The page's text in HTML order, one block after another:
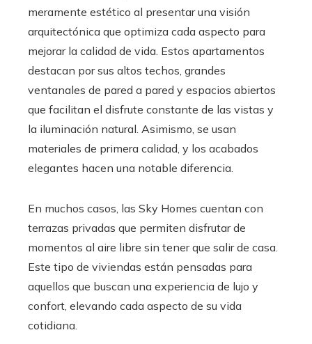
meramente estético al presentar una visión
arquitectónica que optimiza cada aspecto para
mejorar la calidad de vida. Estos apartamentos
destacan por sus altos techos, grandes
ventanales de pared a pared y espacios abiertos
que facilitan el disfrute constante de las vistas y
la iluminación natural. Asimismo, se usan
materiales de primera calidad, y los acabados
elegantes hacen una notable diferencia.
En muchos casos, las Sky Homes cuentan con
terrazas privadas que permiten disfrutar de
momentos al aire libre sin tener que salir de casa.
Este tipo de viviendas están pensadas para
aquellos que buscan una experiencia de lujo y
confort, elevando cada aspecto de su vida
cotidiana.